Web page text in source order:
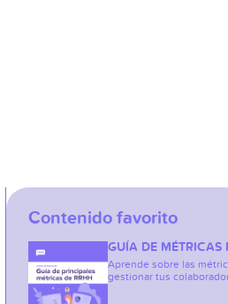
Contenido favorito
GUÍA DE MÉTRICAS
Aprende sobre las
gestionar tus